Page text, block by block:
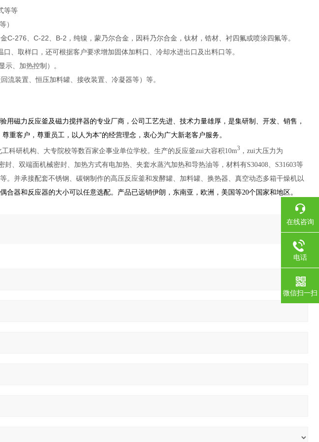
等等
）
276、C-22、B-2，纯镍，蒙乃尔合金，因科乃尔合金，钛材，锆材、衬四氟或喷涂四氟等。
、取样口，还可根据客户要求增加固体加料口、冷却水进出口及出料口等。
示、加热控制）。
流装置、恒压加料罐、接收装置、冷凝器等）等。
用磁力反应釜及磁力搅拌器的专业厂商，公司工艺先进、技术力量雄厚，是集研制、开发、销售，
重客户，尊重员工，以人为本”的经营理念，衷心为广大新老客户服务。
科研机构、大专院校等数百家企事业单位学校。生产的反应釜zui大容积10m3 ，zui大压力为
、双端面机械密封、加热方式有电加热、夹套水蒸汽加热和导热油等，材料有S30408、S31603等
。并承接配套不锈钢、碳钢制作的高压反应釜和发酵罐、加料罐、换热器、真空动态多箱干燥机以
合器和反应器的大小可以任意选配。产品已远销伊朗，东南亚，欧洲，美国等20个国家和地区。
在线咨询
电话
微信扫一扫